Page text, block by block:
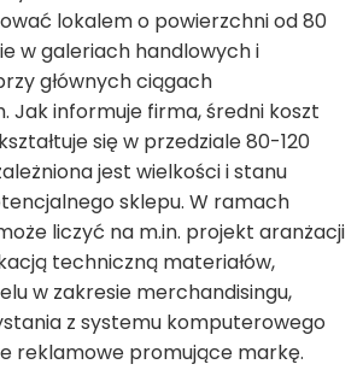
lokalem o powierzchni od 80
w galeriach handlowych i
głównych ciągach
Jak informuje firma, średni koszt
się w przedziale 80-120
jest wielkości i stanu
sklepu. W ramach
liczyć na m.in. projekt aranżacji
techniczną materiałów,
w zakresie merchandisingu,
z systemu komputerowego
reklamowe promujące markę.